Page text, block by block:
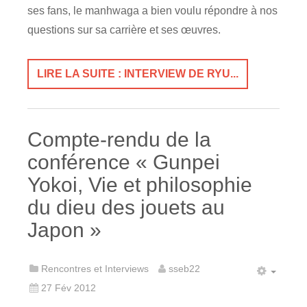
ses fans, le manhwaga a bien voulu répondre à nos
questions sur sa carrière et ses œuvres.
LIRE LA SUITE : INTERVIEW DE RYU...
Compte-rendu de la
conférence « Gunpei
Yokoi, Vie et philosophie
du dieu des jouets au
Japon »
Rencontres et Interviews
sseb22
27 Fév 2012